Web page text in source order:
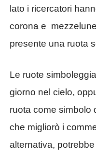
lato i ricercatori
corona e
presente una ruota
Le ruote
giorno nel cielo,
ruota come simbolo
che migliorò i
alternativa,